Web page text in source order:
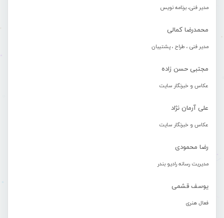
مدیر فنی، برنامه نویس
محمدرضا کمالی
مدیر فنی ، طراح ، پشتیبان
مجتبی حسن زاده
عکاس و خبرنگار سایت
علی آرمان نژاد
عکاس و خبرنگار سایت
رضا محمودی
مدیریت رسانه رادیو بندر
یوسف قشمی
فعال هنری